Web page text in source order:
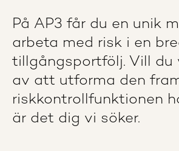
På AP3 får du en unik
arbeta med risk i en
tillgångsportfölj. Vill du
av att utforma den
riskkontrollfunktionen
är det dig vi söker.